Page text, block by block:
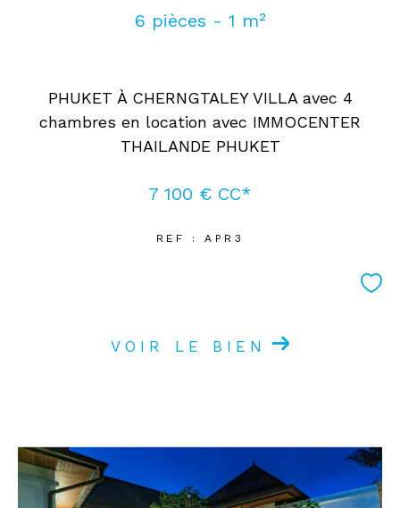
6 pièces - 1 m²
PHUKET À CHERNGTALEY VILLA avec 4
chambres en location avec IMMOCENTER
THAILANDE PHUKET
7 100 € CC*
REF : APR3
VOIR LE BIEN